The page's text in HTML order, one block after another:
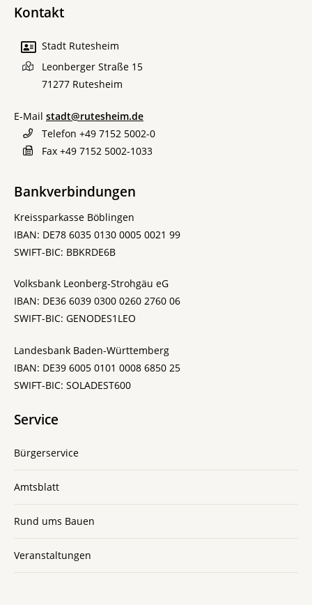
Kontakt
Stadt Rutesheim
Leonberger Straße 15
71277 Rutesheim
E-Mail stadt@rutesheim.de
Telefon +49 7152 5002-0
Fax +49 7152 5002-1033
Bankverbindungen
Kreissparkasse Böblingen
IBAN: DE78 6035 0130 0005 0021 99
SWIFT-BIC: BBKRDE6B
Volksbank Leonberg-Strohgäu eG
IBAN: DE36 6039 0300 0260 2760 06
SWIFT-BIC: GENODES1LEO
Landesbank Baden-Württemberg
IBAN: DE39 6005 0101 0008 6850 25
SWIFT-BIC: SOLADEST600
Service
Bürgerservice
Amtsblatt
Rund ums Bauen
Veranstaltungen